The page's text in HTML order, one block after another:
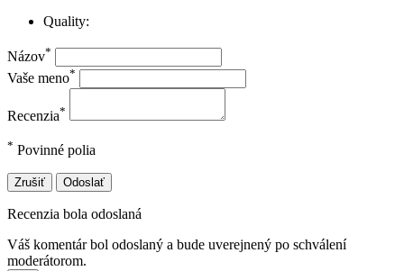
Quality:
Názov*
Vaše meno*
Recenzia*
* Povinné polia
Zrušiť Odoslať
Recenzia bola odoslaná
Váš komentár bol odoslaný a bude uverejnený po schválení
moderátorom.